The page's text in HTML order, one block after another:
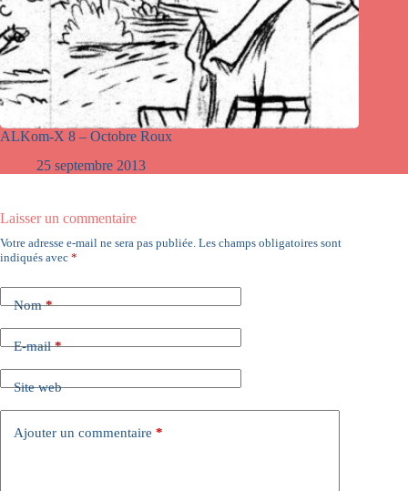
ALKom-X 8 – Octobre Roux
25 septembre 2013
Laisser un commentaire
Votre adresse e-mail ne sera pas publiée. Les champs obligatoires sont
indiqués avec *
Nom*
E-mail*
Site web
Ajouter un commentaire *